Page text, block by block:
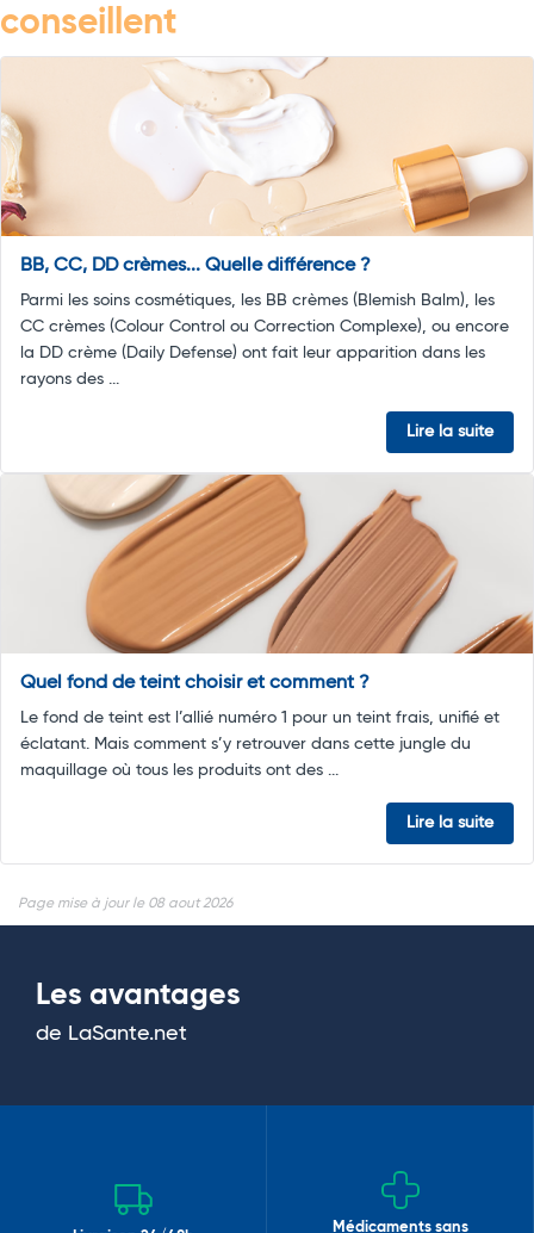
conseillent
BB, CC, DD crèmes... Quelle différence ?
Parmi les soins cosmétiques, les BB crèmes (Blemish Balm), les
CC crèmes (Colour Control ou Correction Complexe), ou encore
la DD crème (Daily Defense) ont fait leur apparition dans les
rayons des ...
Lire la suite
Quel fond de teint choisir et comment ?
Le fond de teint est l’allié numéro 1 pour un teint frais, unifié et
éclatant. Mais comment s’y retrouver dans cette jungle du
maquillage où tous les produits ont des ...
Lire la suite
Page mise à jour le 08 aout 2026
Les avantages
de LaSante.net
Médicaments sans